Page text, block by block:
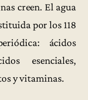
creen. El agua
por los 118
ácidos
esenciales,
y vitaminas.